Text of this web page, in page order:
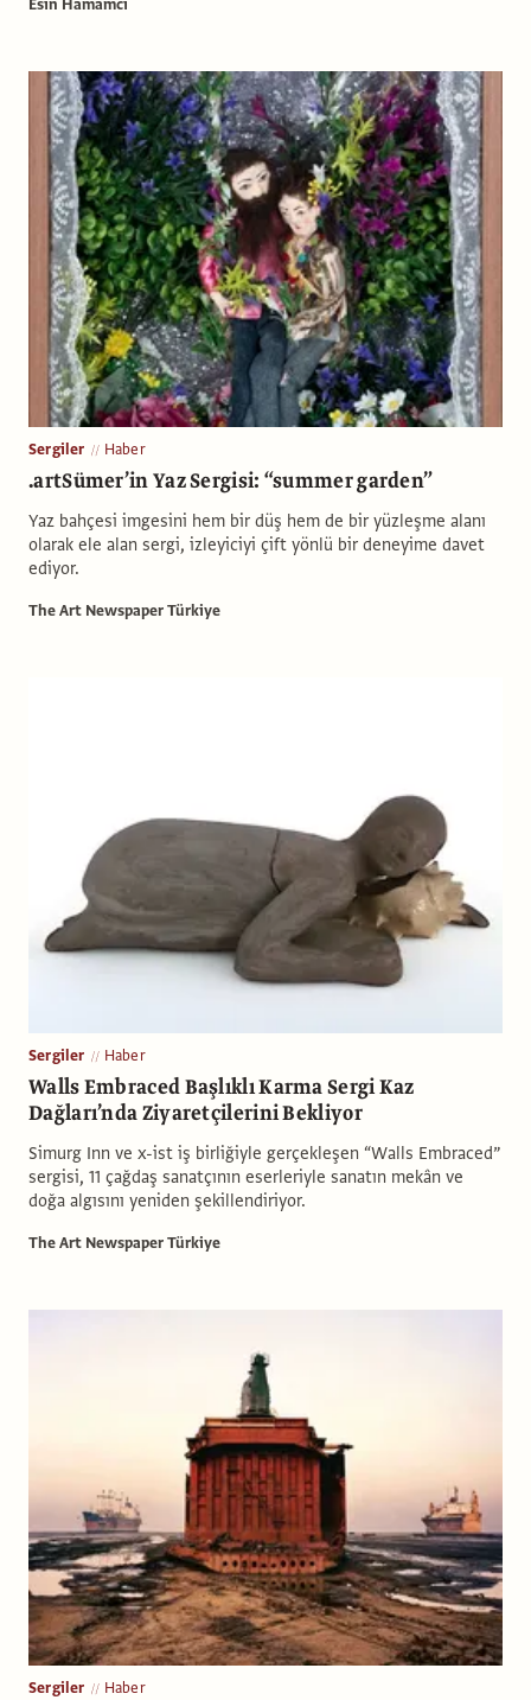
Sergiler Haber
.artSümer’in Yaz Sergisi: “summer garden”
Yaz bahçesi imgesini hem bir düş hem de bir yüzleşme alanı
olarak ele alan sergi, izleyiciyi çift yönlü bir deneyime davet
ediyor.
The Art Newspaper Türkiye
Sergiler Haber
Walls Embraced Başlıklı Karma Sergi Kaz
Dağları’nda Ziyaretçilerini Bekliyor
Simurg Inn ve x-ist iş birliğiyle gerçekleşen “Walls Embraced”
sergisi, 11 çağdaş sanatçının eserleriyle sanatın mekân ve
doğa algısını yeniden şekillendiriyor.
The Art Newspaper Türkiye
Sergiler Haber